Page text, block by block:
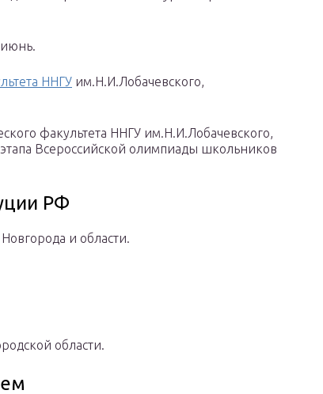
июнь.
ННГУ им.Н.И.Лобачевского,
факультета ННГУ им.Н.И.Лобачевского,
Всероссийской олимпиады школьников
РФ
и области.
области.